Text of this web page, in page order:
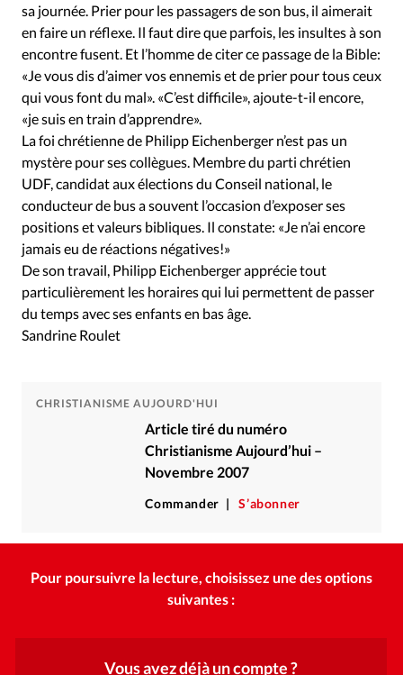
sa journée. Prier pour les passagers de son bus, il aimerait
en faire un réflexe. Il faut dire que parfois, les insultes à son
encontre fusent. Et l’homme de citer ce passage de la Bible:
«Je vous dis d’aimer vos ennemis et de prier pour tous ceux
qui vous font du mal». «C’est difficile», ajoute-t-il encore,
«je suis en train d’apprendre».
La foi chrétienne de Philipp Eichenberger n’est pas un
mystère pour ses collègues. Membre du parti chrétien
UDF, candidat aux élections du Conseil national, le
conducteur de bus a souvent l’occasion d’exposer ses
positions et valeurs bibliques. Il constate: «Je n’ai encore
jamais eu de réactions négatives!»
De son travail, Philipp Eichenberger apprécie tout
particulièrement les horaires qui lui permettent de passer
du temps avec ses enfants en bas âge.
Sandrine Roulet
CHRISTIANISME AUJOURD'HUI
Article tiré du numéro
Christianisme Aujourd’hui –
Novembre 2007
Commander S’abonner
Pour poursuivre la lecture, choisissez une des options
suivantes :
Vous avez déjà un compte ?